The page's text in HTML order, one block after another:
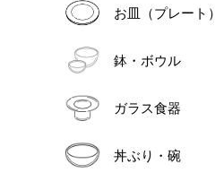
お皿（プレート）
鉢・ボウル
ガラス食器
丼ぶり・碗